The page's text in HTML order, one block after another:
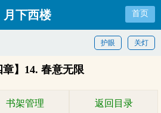
月下西楼 首页
关灯
护眼
章】14. 春意无限
书架管理 返回目录